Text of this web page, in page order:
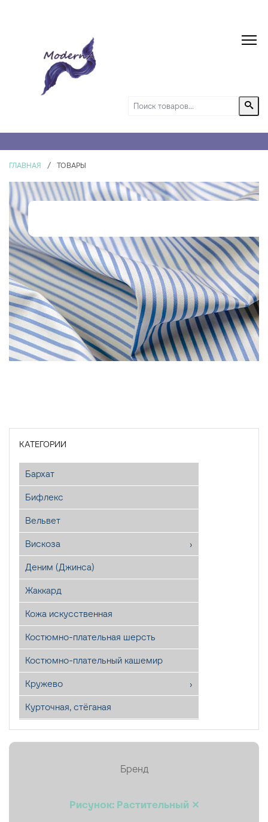
ГЛАВНАЯ / ТОВАРЫ
КАТЕГОРИИ
Бархат
Бифлекс
Вельвет
Вискоза
Деним (Джинса)
Жаккард
Кожа искусственная
Костюмно-плательная шерсть
Костюмно-плательный кашемир
Кружево
Курточная, стёганая
Лён
Бренд
Рисунок: Растительный ✕